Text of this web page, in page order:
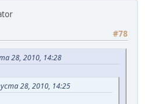
#78
28, 2010, 14:28
28, 2010, 14:25